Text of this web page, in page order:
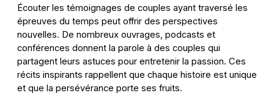
Écouter les témoignages de couples ayant traversé les
épreuves du temps peut offrir des perspectives
nouvelles. De nombreux ouvrages, podcasts et
conférences donnent la parole à des couples qui
partagent leurs astuces pour entretenir la passion. Ces
récits inspirants rappellent que chaque histoire est unique
et que la persévérance porte ses fruits.